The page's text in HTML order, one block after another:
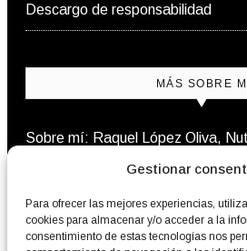
Gestionar
Para ofrecer las mejores experiencias,
cookies para almacenar y/o acceder a la
consentimiento de estas tecnologías nos
Descargo de responsabilidad
MÁS SOBRE
Sobre mí: Raquel López Oliva,